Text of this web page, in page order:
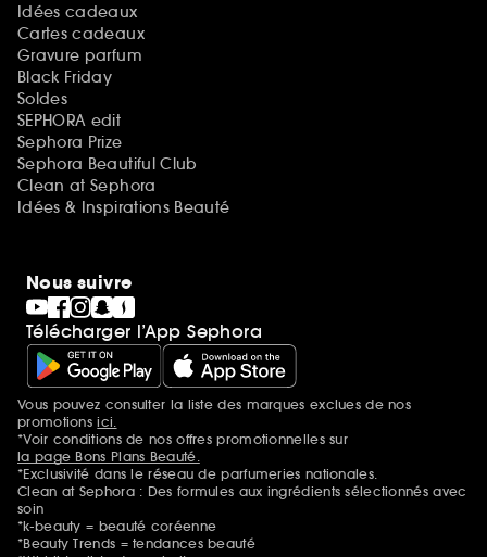
Idées cadeaux
Cartes cadeaux
Gravure parfum
Black Friday
Soldes
SEPHORA edit
Sephora Prize
Sephora Beautiful Club
Clean at Sephora
Idées & Inspirations Beauté
Nous suivre
Télécharger l’App Sephora
Mentions additionnelles
Vous pouvez consulter la liste des marques exclues de nos
promotionsici.
*Voir conditions de nos offres promotionnelles sur
la page Bons Plans Beauté.
*Exclusivité dans le réseau de parfumeries nationales.
Clean at Sephora : Des formules aux ingrédients sélectionnés avec
soin
*k-beauty = beauté coréenne
*Beauty Trends = tendances beauté